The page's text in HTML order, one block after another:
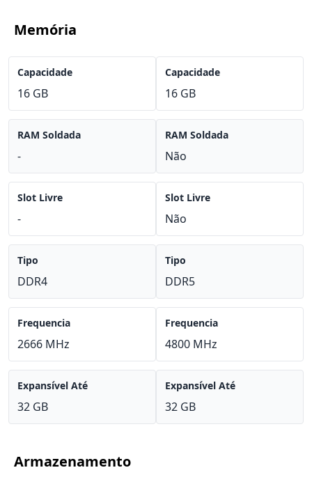
Memória
Capacidade
16 GB
RAM Soldada
-
Slot Livre
-
Tipo
DDR4
Frequencia
2666 MHz
Expansível Até
32 GB
Capacidade
16 GB
RAM Soldada
Não
Slot Livre
Não
Tipo
DDR5
Frequencia
4800 MHz
Expansível Até
32 GB
Armazenamento